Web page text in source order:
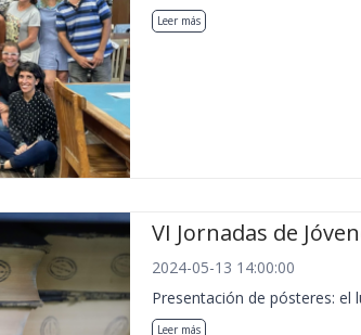
Leer más
VI Jornadas de
2024-05-13 14:00:00
Presentación de pósteres: el
Leer más